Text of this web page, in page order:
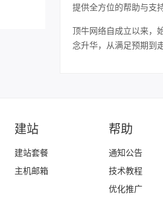
提供全方位的帮助与支持
顶牛网络自成立以来，
念升华，从满足预期到
建站
建站套餐
主机邮箱
帮助
通知公告
技术教程
优化推广